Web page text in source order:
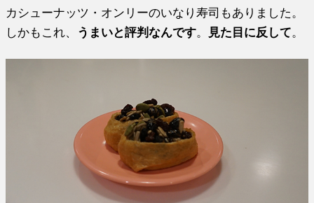
カシューナッツ・オンリーのいなり寿司もありました。
しかもこれ、 うまいと評判なんです。 見た目に反して。